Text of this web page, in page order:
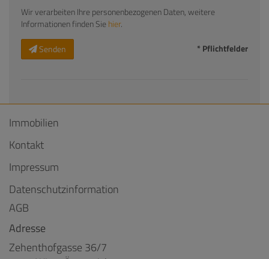
Wir verarbeiten Ihre personenbezogenen Daten, weitere
Informationen finden Siehier.
Senden
* Pflichtfelder
Immobilien
Kontakt
Impressum
Datenschutzinformation
AGB
Adresse
Zehenthofgasse 36/7